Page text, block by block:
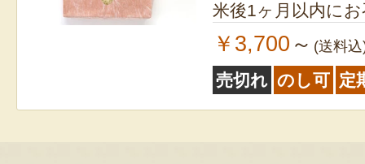
米後1ヶ月以内に
￥3,700 ～ (送料
売切れ のし可 定